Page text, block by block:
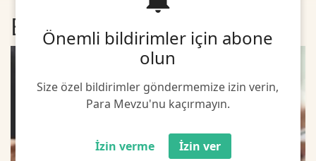
Önemli bildirimler için abone
olun
Size özel bildirimler göndermemize izin verin,
Para Mevzu'nu kaçırmayın.
İzin verme İzin ver
Ripple TetherUS 1.0473 -1.92
USD Coin TetherUS 1.0008 -0.01
En son Sigorta Haberleri